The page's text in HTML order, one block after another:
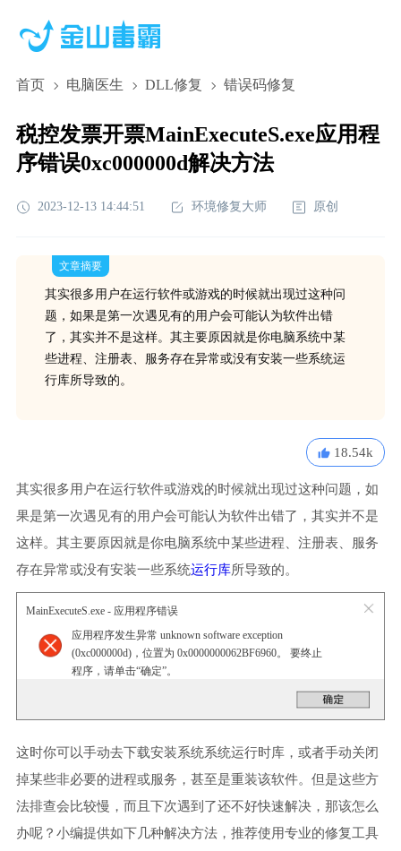
首页 电脑医生 DLL修复 错误码修复
税控发票开票MainExecuteS.exe应用程
序错误0xc000000d解决方法
2023-12-13 14:44:51 环境修复大师 原创
文章摘要
其实很多用户在运行软件或游戏的时候就出现过这种问
题，如果是第一次遇见有的用户会可能认为软件出错
了，其实并不是这样。其主要原因就是你电脑系统中某
些进程、注册表、服务存在异常或没有安装一些系统运
行库所导致的。
18.54k
其实很多用户在运行软件或游戏的时候就出现过这种问题，如
果是第一次遇见有的用户会可能认为软件出错了，其实并不是
这样。其主要原因就是你电脑系统中某些进程、注册表、服务
存在异常或没有安装一些系统运行库所导致的。
MainExecuteS.exe - 应用程序错误
应用程序发生异常 unknown software exception
(0xc000000d)，位置为 0x0000000062BF6960。 要终止
程序，请单击“确定”。
这时你可以手动去下载安装系统系统运行时库，或者手动关闭
掉某些非必要的进程或服务，甚至是重装该软件。但是这些方
法排查会比较慢，而且下次遇到了还不好快速解决，那该怎么
办呢？小编提供如下几种解决方法，推荐使用专业的修复工具